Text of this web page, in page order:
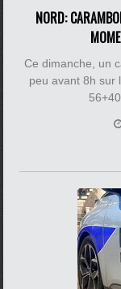
NORD:
Ce dimanche, un
peu avant 8h sur